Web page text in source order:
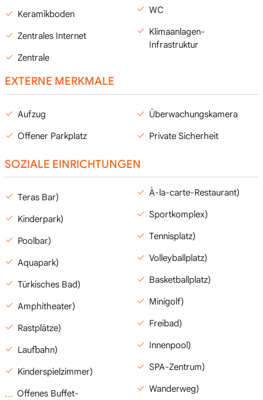
Keramikboden
Zentrales Internet
Zentrale
WC
Klimaanlagen-
Infrastruktur
EXTERNE MERKMALE
Aufzug
Offener Parkplatz
Überwachungskamera
Private Sicherheit
SOZIALE EINRICHTUNGEN
Teras Bar)
Kinderpark)
Poolbar)
Aquapark)
Türkisches Bad)
Amphitheater)
Rastplätze)
Laufbahn)
Kinderspielzimmer)
Offenes Buffet-
À-la-carte-Restaurant)
Sportkomplex)
Tennisplatz)
Volleyballplatz)
Basketballplatz)
Minigolf)
Freibad)
Innenpool)
SPA-Zentrum)
Wanderweg)